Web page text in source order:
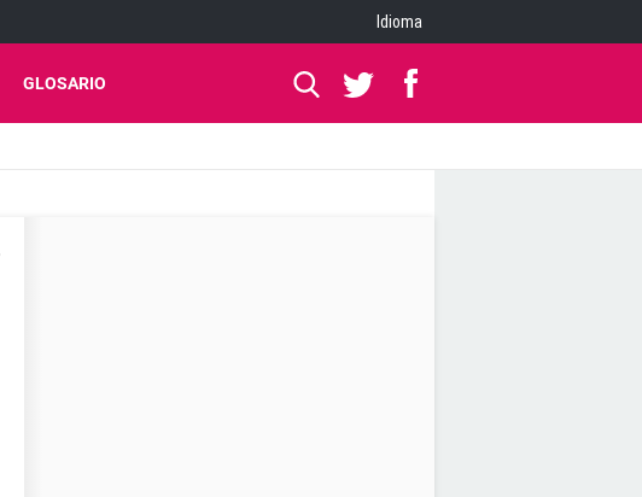
Idioma
GLOSARIO